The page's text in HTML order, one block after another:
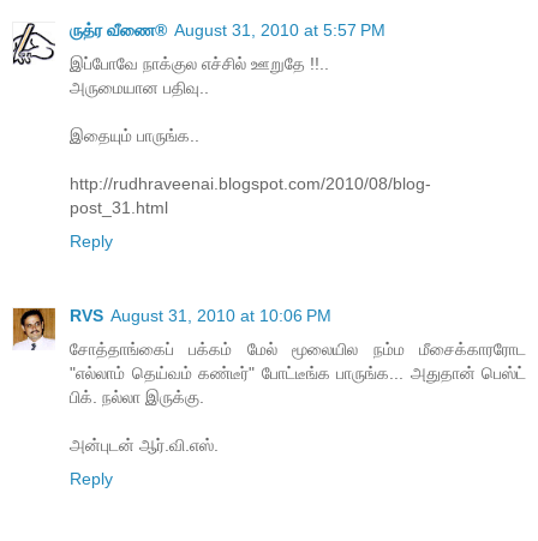
ருத்ர வீணை® August 31, 2010 at 5:57 PM
இப்போவே நாக்குல எச்சில் ஊறுதே !!..
அருமையான பதிவு..
இதையும் பாருங்க..
http://rudhraveenai.blogspot.com/2010/08/blog-
post_31.html
Reply
RVS August 31, 2010 at 10:06 PM
சோத்தாங்கைப் பக்கம் மேல் மூலையில நம்ம மீசைக்காரரோட
"எல்லாம் தெய்வம் கண்டீர்" போட்டீங்க பாருங்க... அதுதான் பெஸ்ட்
பிக். நல்லா இருக்கு.
அன்புடன் ஆர்.வி.எஸ்.
Reply